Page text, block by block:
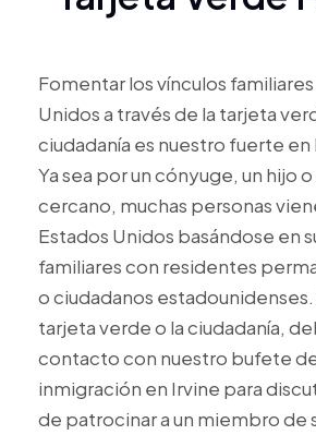
Fomentar los vínculos
Unidos a través de la tarjeta
ciudadanía es nuestro fuerte en
Ya sea por un cónyuge, un hijo
cercano, muchas personas
Estados Unidos basándose en
familiares con residentes
o ciudadanos estadounidenses.
tarjeta verde o la ciudadanía,
contacto con nuestro bufete
inmigración en Irvine para
de patrocinar a un miembro de